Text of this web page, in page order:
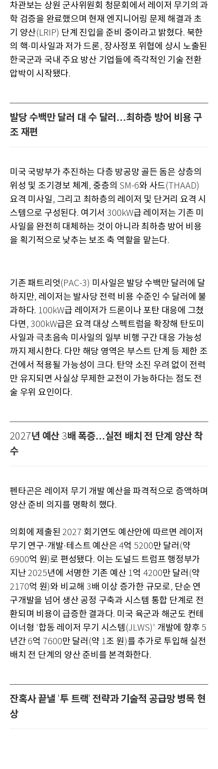
차관보는 상원 군사위원회 청문회에서 레이저 무기의 과
학 검증을 완료했으며 현재 엔지니어링 문제 해결과 초
기 양산(LRIP) 단계 진입을 준비 중이라고 밝혔다. 북한
의 핵·미사일과 저가 드론, 장사정포 위협에 상시 노출된
한국군과 국내 주요 방산 기업들에 즉각적인 기술 전환
압박이 시작됐다.
발당 수백만 달러 대 수 달러…최하층 방어 비용 구
조 재편
미국 국방부가 추진하는 다층 방공망 골든 돔은 상층의
위성 및 조기경보 체계 , 중층의 SM-6와 사드(THAAD)
요격 미사일, 그리고 최하층의 레이저 및 단거리 요격 시
스템으로 구성된다. 여기서 300kW급 레이저는 기존 미
사일을 완전히 대체하는 것이 아니라 최하층 방어 비용
을 획기적으로 낮추는 보조 축 역할을 맡는다.
기존 패트리엇(PAC-3) 미사일은 발당 수백만 달러에 달
하지만, 레이저는 발사당 전력 비용 수준인 수 달러에 불
과하다. 100kW급 레이저가 드론이나 포탄 대응에 그쳤
다면, 300kW급은 요격 대상 스펙트럼을 확장해 탄도미
사일과 극초음속 미사일의 일부 비행 구간 대응 가능성
까지 제시한다. 다만 해당 영역은 부스트 단계 등 제한 조
건에서 적용될 가능성이 크다. 탄약 소진 우려 없이 전력
만 유지되면 사실상 무제한 교전이 가능하다는 점도 전
술 우위 요인이다.
2027년 예산 3배 폭증…실전 배치 전 단계 양산 착
수
펜타곤은 레이저 무기 개발 예산을 파격적으로 증액하며
양산 준비 의지를 명확히 했다.
의회에 제출된 2027 회기연도 예산안에 따르면 레이저
무기 연구·개발·테스트 예산은 4억 5200만 달러 (약
6900억 원)로 편성됐다. 이는 도널드 트럼프 행정부가
지난 2025년에 서명한 기존 예산 1억 4200만 달러 (약
2170억 원)와 비교해 3배 이상 증가한 규모로, 단순 연
구개발을 넘어 생산 공정 구축과 시스템 통합 단계로 전
환되며 비용이 급증한 결과다. 미국 육군과 해군도 컨테
이너형 '합동 레이저 무기 시스템 (JLWS)' 개발에 향후 5
년간 6억 7600만 달러 (약 1조 원 )를 추가로 투입해 실전
배치 전 단계의 양산 준비를 본격화한다.
잔혹사 끝낼 '투 트랙'전략과 기술적 공급망 병목 현
상